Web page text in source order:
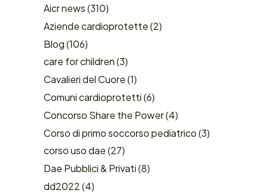
Aicr news(310)
Aziende cardioprotette(2)
Blog(106)
care for children(3)
Cavalieri del Cuore(1)
Comuni cardioprotetti(6)
Concorso Share the Power(4)
Corso di primo soccorso pediatrico(3)
corso uso dae(27)
Dae Pubblici & Privati(8)
dd2022(4)